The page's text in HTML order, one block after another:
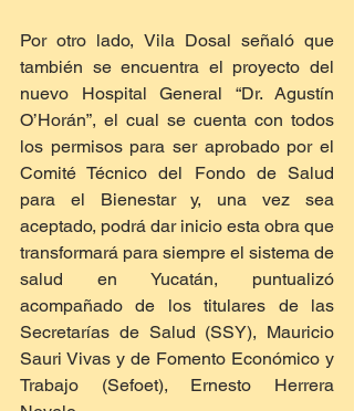
Por otro lado, Vila Dosal señaló que
también se encuentra el proyecto del
nuevo Hospital General “Dr. Agustín
O’Horán”, el cual se cuenta con todos
los permisos para ser aprobado por el
Comité Técnico del Fondo de Salud
para el Bienestar y, una vez sea
aceptado, podrá dar inicio esta obra que
transformará para siempre el sistema de
salud en Yucatán, puntualizó
acompañado de los titulares de las
Secretarías de Salud (SSY), Mauricio
Sauri Vivas y de Fomento Económico y
Trabajo (Sefoet), Ernesto Herrera